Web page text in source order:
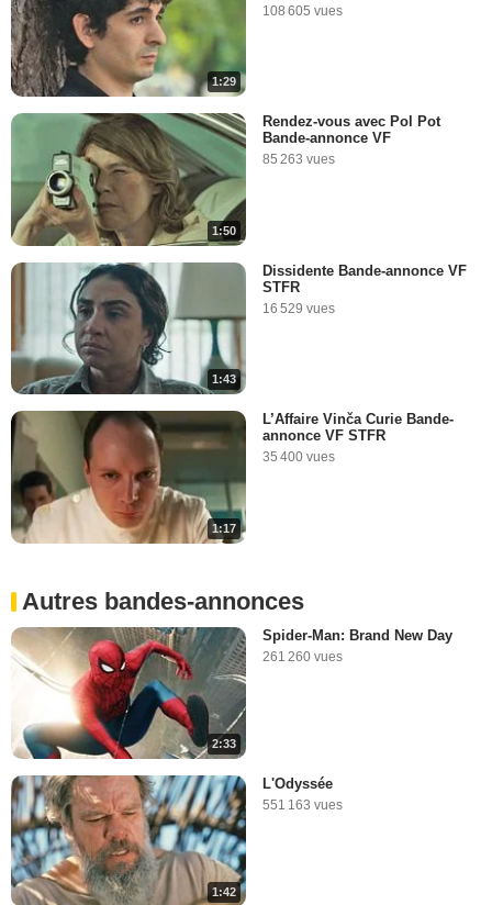
1:29
108 605 vues
1:50
Rendez-vous avec Pol Pot
Bande-annonce VF
85 263 vues
1:43
Dissidente Bande-annonce VF
STFR
16 529 vues
1:17
L’Affaire Vinča Curie Bande-
annonce VF STFR
35 400 vues
Autres bandes-annonces
2:33
Spider-Man: Brand New Day
261 260 vues
1:42
L'Odyssée
551 163 vues